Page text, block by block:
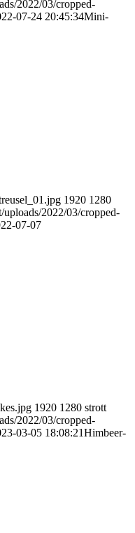
2022/03/cropped-
07-24 20:45:34Mini-
1920 1280
2022/03/cropped-
07-07
1920 1280 strott
2022/03/cropped-
03-05 18:08:21Himbeer-